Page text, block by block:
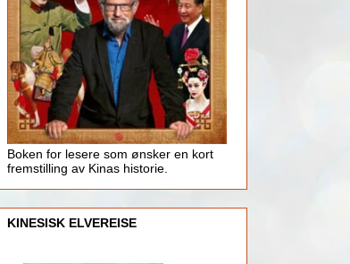
Boken for lesere som ønsker en kort
fremstilling av Kinas historie.
KINESISK ELVEREISE